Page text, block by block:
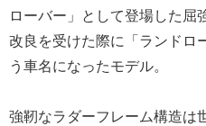
ローバー」として登場した屈
改良を受けた際に「ランドロ
う車名になったモデル。
強靭なラダーフレーム構造は